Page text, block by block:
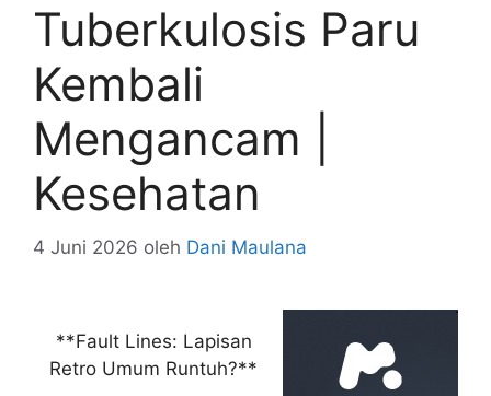
Tuberkulosis Paru
Kembali
Mengancam |
Kesehatan
4 Juni 2026 oleh Dani Maulana
**Fault Lines: Lapisan
Retro Umum Runtuh?**